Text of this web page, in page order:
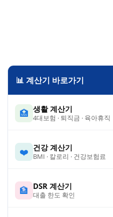
📊 계산기 바로가기
🏥 생활 계산기
4대보험 · 퇴직금 · 육아휴직
❤️ 건강 계산기
BMI · 칼로리 · 건강보험료
🏦 DSR 계산기
대출 한도 확인